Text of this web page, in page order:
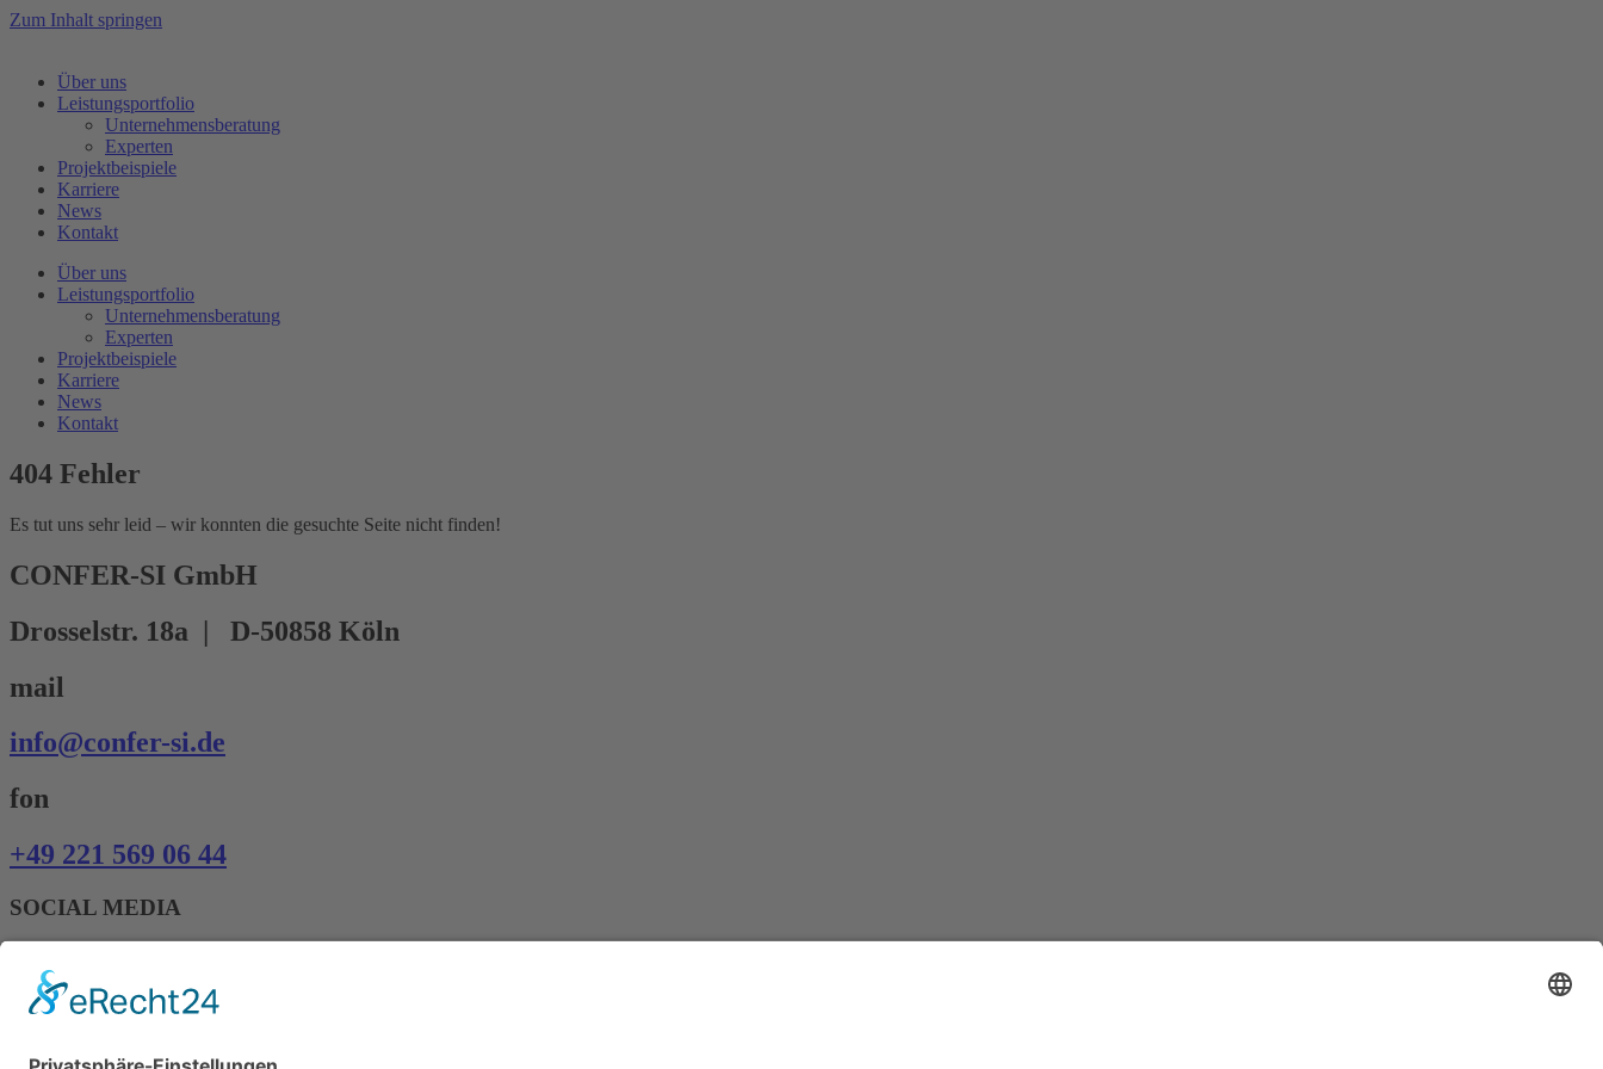
Zum Inhalt springen
Über uns
Leistungsportfolio
Unternehmensberatung
Experten
Projektbeispiele
Karriere
News
Kontakt
Über uns
Leistungsportfolio
Unternehmensberatung
Experten
Projektbeispiele
Karriere
News
Kontakt
404 Fehler
Es tut uns sehr leid – wir konnten die gesuchte Seite nicht finden!
CONFER-SI GmbH
Drosselstr. 18a | D-50858 Köln
mail
info@confer-si.de
fon
+49 221 569 06 44
SOCIAL MEDIA
CONFER-SI GmbH
© Copyright 2020 - 2026 | Alle Rechte vorbehalten.
AGB